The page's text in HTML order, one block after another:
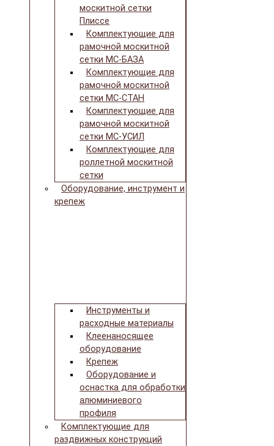
москитной сетки
Плиссе
Комплектующие для
рамочной москитной
сетки МС-БАЗА
Комплектующие для
рамочной москитной
сетки МС-СТАН
Комплектующие для
рамочной москитной
сетки МС-УСИЛ
Комплектующие для
роллетной москитной
сетки
Оборудование, инструмент и
крепеж
Инструменты и
расходные материалы
Клеенаносящее
оборудование
Крепеж
Оборудование и
оснастка для обработки
алюминиевого
профиля
Комплектующие для
раздвижных конструкций